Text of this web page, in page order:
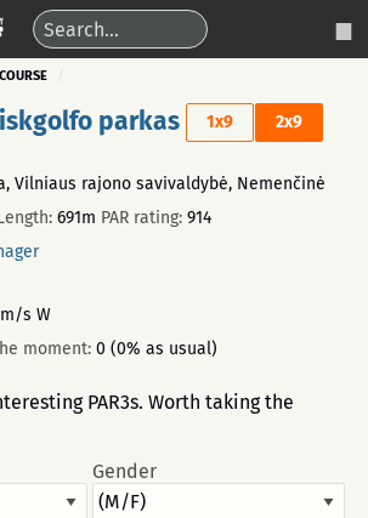
COURSE
parkas 1x9 2x9
Vilniaus rajono savivaldybė, Nemenčinė
691m PAR rating: 914
m/s W
moment: 0 (0% as usual)
PAR3s. Worth taking the
Gender